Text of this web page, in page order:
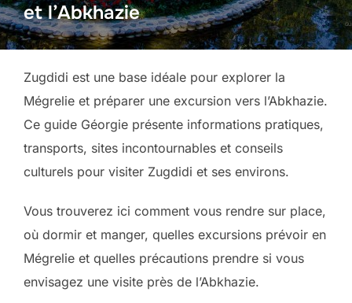
et l’Abkhazie
Zugdidi est une base idéale pour explorer la
Mégrelie et préparer une excursion vers l’Abkhazie.
Ce guide Géorgie présente informations pratiques,
transports, sites incontournables et conseils
culturels pour visiter Zugdidi et ses environs.
Vous trouverez ici comment vous rendre sur place,
où dormir et manger, quelles excursions prévoir en
Mégrelie et quelles précautions prendre si vous
envisagez une visite près de l’Abkhazie.